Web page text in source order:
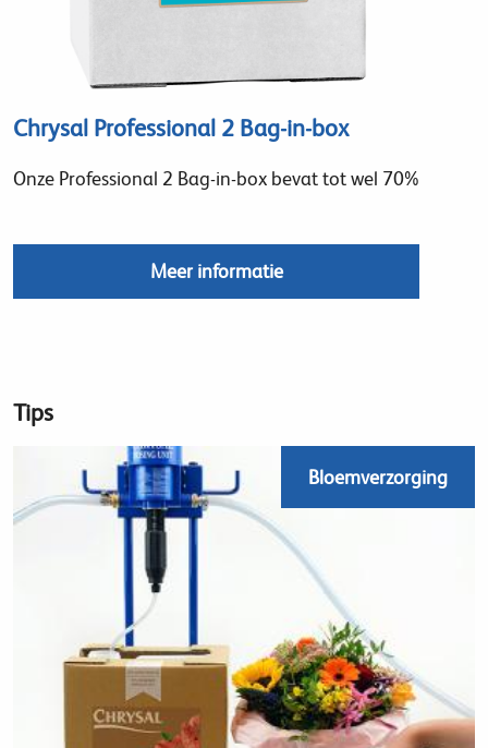
Chrysal Professional 2 Bag-in-box
Onze Professional 2 Bag-in-box bevat tot wel 70%
Meer informatie
Tips
Bloemverzorging